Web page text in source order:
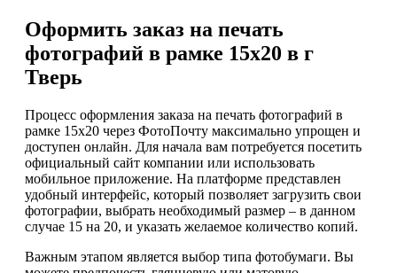
Оформить заказ на печать
фотографий в рамке 15х20 в г
Тверь
Процесс оформления заказа на печать фотографий в
рамке 15х20 через ФотоПочту максимально упрощен и
доступен онлайн. Для начала вам потребуется посетить
официальный сайт компании или использовать
мобильное приложение. На платформе представлен
удобный интерфейс, который позволяет загрузить свои
фотографии, выбрать необходимый размер – в данном
случае 15 на 20, и указать желаемое количество копий.
Важным этапом является выбор типа фотобумаги. Вы